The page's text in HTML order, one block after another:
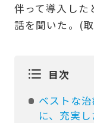
伴って導入した
話を聞いた。(
目次
ベストな
に、充実